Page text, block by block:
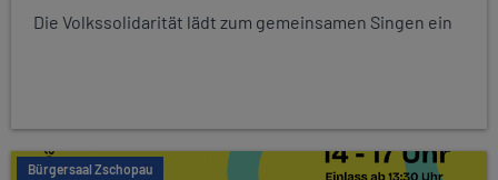
Die Volkssolidarität lädt zum gemeinsamen Singen ein
Bürgersaal Zschopau